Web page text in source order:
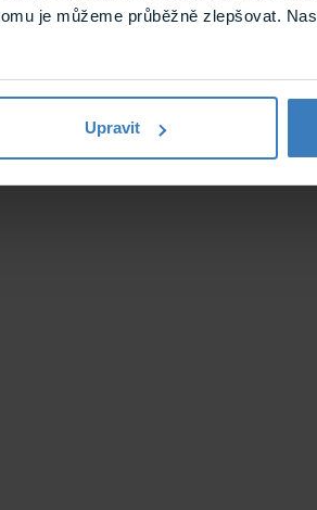
je můžeme průběžně zlepšovat.
Upravit